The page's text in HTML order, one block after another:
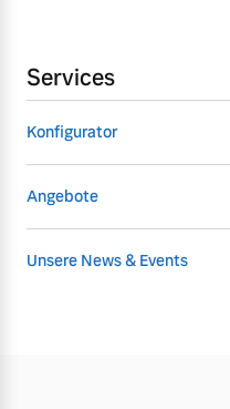
Services
Konfigurator
Angebote
Unsere News & Events